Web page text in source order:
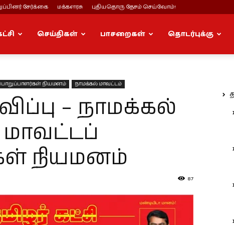
சேர்க்கை மக்களரசு புதியதொரு தேசம் செய்வோம்!
செய்திகள் பாசறைகள் தொடர்புக்கு
நியமனம் நாமக்கல் மாவட்டம்
– நாமக்கல்
நியமனம்
87